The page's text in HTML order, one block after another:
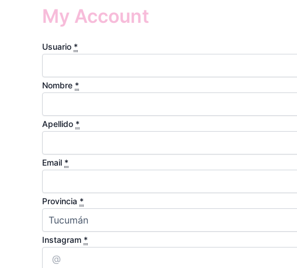
My Account
Usuario *
Nombre *
Apellido *
Email *
Provincia *
Instagram *